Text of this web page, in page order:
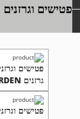
פטישים וגרזנים
פטישים
גרזנים HARDEN
פטישים